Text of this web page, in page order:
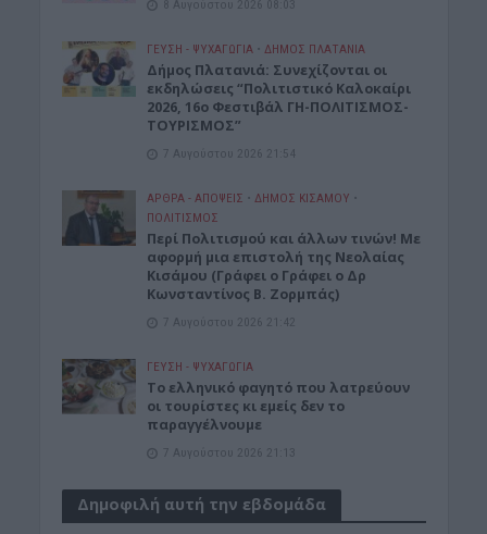
8 Αυγούστου 2026 08:03
ΓΕΎΣΗ - ΨΥΧΑΓΩΓΊΑ • ΔΉΜΟΣ ΠΛΑΤΑΝΙΆ
Δήμος Πλατανιά: Συνεχίζονται οι
εκδηλώσεις “Πολιτιστικό Καλοκαίρι
2026, 16ο Φεστιβάλ ΓΗ-ΠΟΛΙΤΙΣΜΟΣ-
ΤΟΥΡΙΣΜΟΣ”
7 Αυγούστου 2026 21:54
ΑΡΘΡΑ - ΑΠΟΨΕΙΣ • ΔΉΜΟΣ ΚΙΣΆΜΟΥ •
ΠΟΛΙΤΙΣΜΟΣ
Περί Πολιτισμού και άλλων τινών! Mε
αφορμή μια επιστολή της Νεολαίας
Κισάμου (Γράφει ο Γράφει ο Δρ
Κωνσταντίνος Β. Ζορμπάς)
7 Αυγούστου 2026 21:42
ΓΕΎΣΗ - ΨΥΧΑΓΩΓΊΑ
Το ελληνικό φαγητό που λατρεύουν
οι τουρίστες κι εμείς δεν το
παραγγέλνουμε
7 Αυγούστου 2026 21:13
Δημοφιλή αυτή την εβδομάδα